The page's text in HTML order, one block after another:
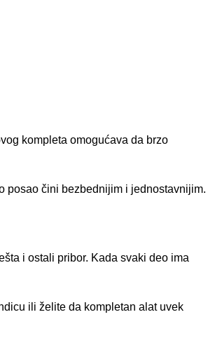
kompleta omogućava da brzo
posao čini bezbednijim i jednostavnijim.
i ostali pribor. Kada svaki deo ima
ili želite da kompletan alat uvek